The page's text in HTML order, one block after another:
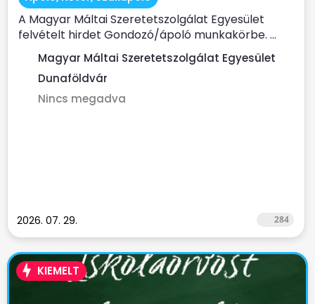
A Magyar Máltai Szeretetszolgálat Egyesület
felvételt hirdet Gondozó/ápoló munkakörbe. ...
Magyar Máltai Szeretetszolgálat Egyesület
Dunaföldvár
Nincs megadva
2026. 07. 29. 284
KIEMELT